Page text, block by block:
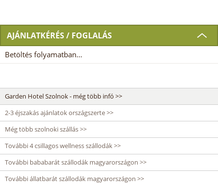
AJÁNLATKÉRÉS / FOGLALÁS
Betöltés folyamatban...
Garden Hotel Szolnok - még több infó >>
2-3 éjszakás ajánlatok országszerte >>
Még több szolnoki szállás >>
További 4 csillagos wellness szállodák >>
További bababarát szállodák magyarországon >>
További állatbarát szállodák magyarországon >>